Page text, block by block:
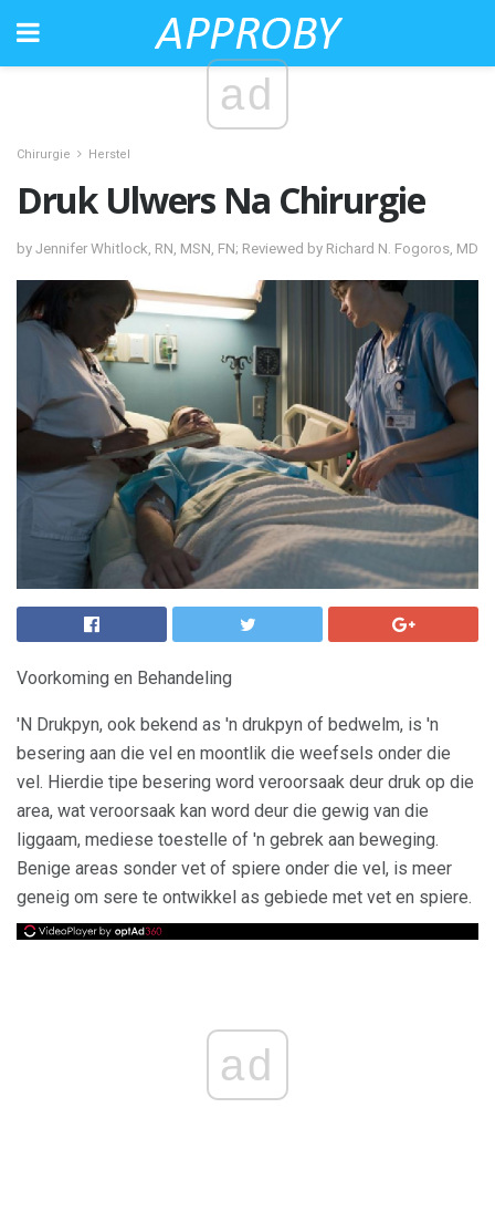
ad
Chirurgie Herstel
Druk Ulwers Na Chirurgie
by Jennifer Whitlock, RN, MSN, FN; Reviewed by Richard N. Fogoros, MD
Voorkoming en Behandeling
'N Drukpyn, ook bekend as 'n drukpyn of bedwelm, is 'n
besering aan die vel en moontlik die weefsels onder die
vel. Hierdie tipe besering word veroorsaak deur druk op die
area, wat veroorsaak kan word deur die gewig van die
liggaam, mediese toestelle of 'n gebrek aan beweging.
Benige areas sonder vet of spiere onder die vel, is meer
geneig om sere te ontwikkel as gebiede met vet en spiere.
ad